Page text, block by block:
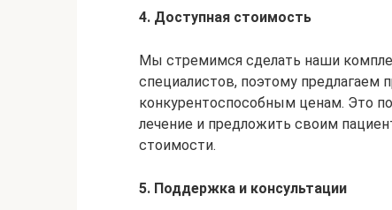
4. Доступная стоимость
Мы стремимся сделать наши
специалистов, поэтому предлагаем
конкурентоспособным ценам. Это
лечение и предложить своим
стоимости.
5. Поддержка и консультации